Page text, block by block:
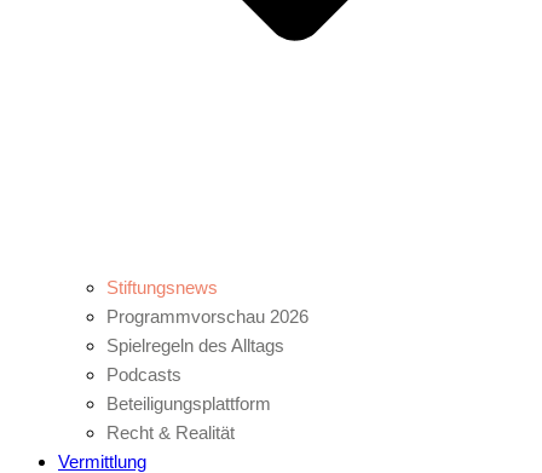
Stiftungsnews
Programmvorschau 2026
Spielregeln des Alltags
Podcasts
Beteiligungsplattform
Recht & Realität
Vermittlung